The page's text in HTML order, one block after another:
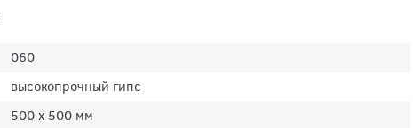
060
высокопрочный гипс
500 х 500 мм